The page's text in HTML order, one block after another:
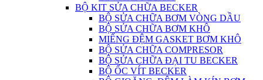
BỘ KIT SỬA CHỮA BECKER
BỘ SỬA CHỮA BƠM VÒNG DẦU
BỘ SỬA CHỮA BƠM KHÔ
MIẾNG ĐỆM GASKET BƠM KHÔ
BỘ SỬA CHỮA COMPRESOR
BỘ SỬA CHỮA ĐẠI TU BECKER
BỘ ỐC VÍT BECKER